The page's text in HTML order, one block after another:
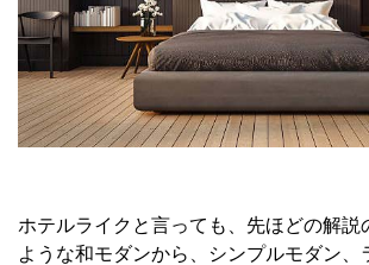
ホテルライクと言っても、先ほどの解説
ような和モダンから、シンプルモダン、